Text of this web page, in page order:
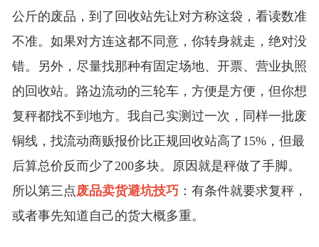
公斤的废品，到了回收站先让对方称这袋，看读数准
不准。如果对方连这都不同意，你转身就走，绝对没
错。另外，尽量找那种有固定场地、开票、营业执照
的回收站。路边流动的三轮车，方便是方便，但你想
复秤都找不到地方。我自己实测过一次，同样一批废
铜线，找流动商贩报价比正规回收站高了15%，但最
后算总价反而少了200多块。原因就是秤做了手脚。
所以第三点废品卖货避坑技巧：有条件就要求复秤，
或者事先知道自己的货大概多重。